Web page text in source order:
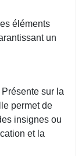
éléments
un
Présente sur la
permet de
insignes ou
et la